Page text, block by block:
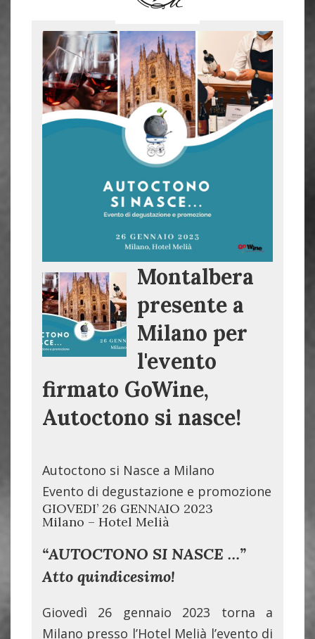
Montalbera
presente a
Milano per
l'evento
firmato GoWine,
Autoctono si nasce!
Autoctono si Nasce a Milano
Evento di degustazione e promozione
GIOVEDI’ 26 GENNAIO 2023
Milano – Hotel Melià
“AUTOCTONO SI NASCE …”
Atto quindicesimo!
Giovedì 26 gennaio 2023 torna a
Milano presso l’Hotel Melià l’evento di